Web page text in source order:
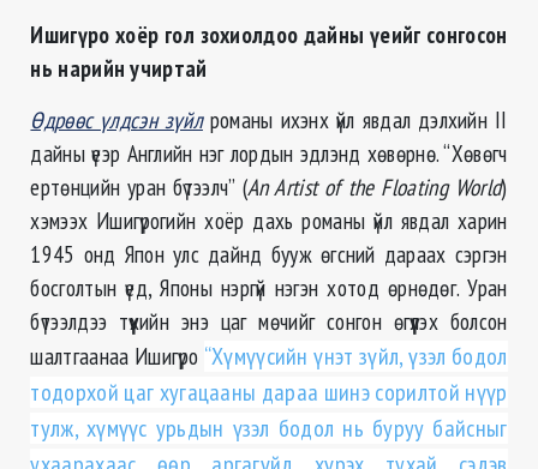
Ишигүро хоёр гол зохиолдоо дайны үеийг сонгосон
нь нарийн учиртай
Өдрөөс үлдсэн зүйл романы ихэнх үйл явдал дэлхийн II
дайны үеэр Английн нэг лордын эдлэнд хөвөрнө. “Хөвөгч
ертөнцийн уран бүтээлч” (An Artist of the Floating World)
хэмээх Ишигүрогийн хоёр дахь романы үйл явдал харин
1945 онд Япон улс дайнд бууж өгсний дараах сэргэн
босголтын үед, Японы нэргүй нэгэн хотод өрнөдөг. Уран
бүтээлдээ түүхийн энэ цаг мөчийг сонгон өгүүлэх болсон
шалтгаанаа Ишигүро “Хүмүүсийн үнэт зүйл, үзэл бодол
тодорхой цаг хугацааны дараа шинэ сорилтой нүүр
тулж, хүмүүс урьдын үзэл бодол нь буруу байсныг